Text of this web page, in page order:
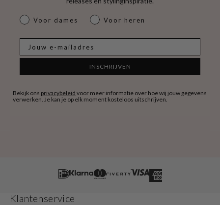
dames & heren
Voor dames Voor heren
INSCHRIJVEN
Bekijk ons privacybeleid voor meer informatie over hoe wij jouw gegevens
verwerken. Je kan je op elk moment kosteloos uitschrijven.
Klantenservice